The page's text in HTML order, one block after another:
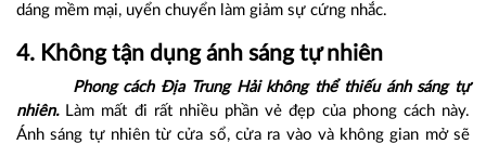
dáng mềm mại, uyển chuyển làm giảm sự cứng nhắc.
4. Không tận dụng ánh sáng tự nhiên
Phong cách Địa Trung Hải không thể thiếu ánh sáng tự
nhiên.Làm mất đi rất nhiều phần vẻ đẹp của phong cách này.
Ánh sáng tự nhiên từ cửa sổ, cửa ra vào và không gian mở sẽ